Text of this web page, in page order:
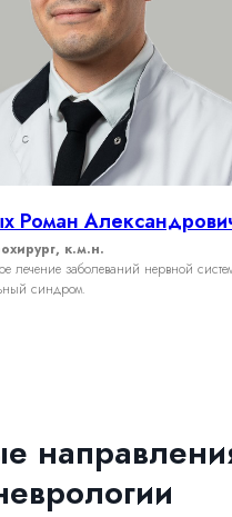
Роман
к.м.н.
лечение заболеваний нервной
синдром.